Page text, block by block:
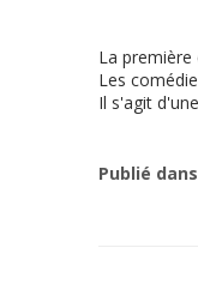
La
Les
Il s'agit
Publié dans